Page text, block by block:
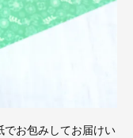
でお包みしてお届けい